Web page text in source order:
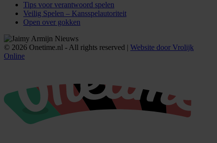
Tips voor verantwoord spelen
Veilig Spelen – Kansspelautoriteit
Open over gokken
© 2026 Onetime.nl - All rights reserved | Website door Vrolijk
Online